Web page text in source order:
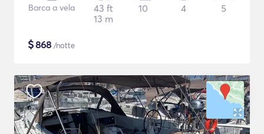
Barca a vela
43 ft
13 m
10 4 5
$868 /notte